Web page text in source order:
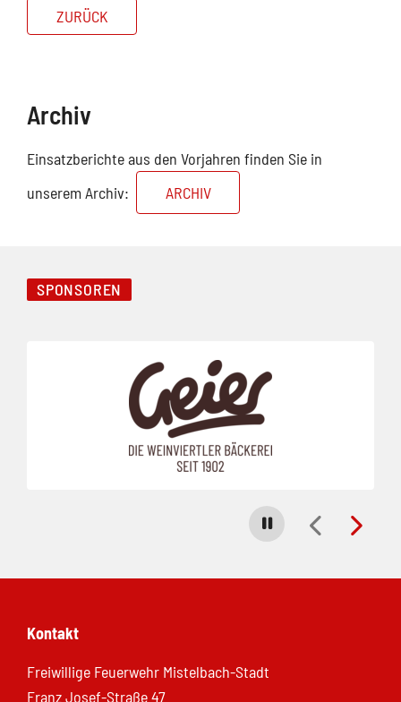
ZURÜCK
Archiv
Einsatzberichte aus den Vorjahren finden Sie in
unserem Archiv:
ARCHIV
SPONSOREN
Carousel stoppen
Kontakt
Freiwillige Feuerwehr Mistelbach-Stadt
Franz Josef-Straße 47